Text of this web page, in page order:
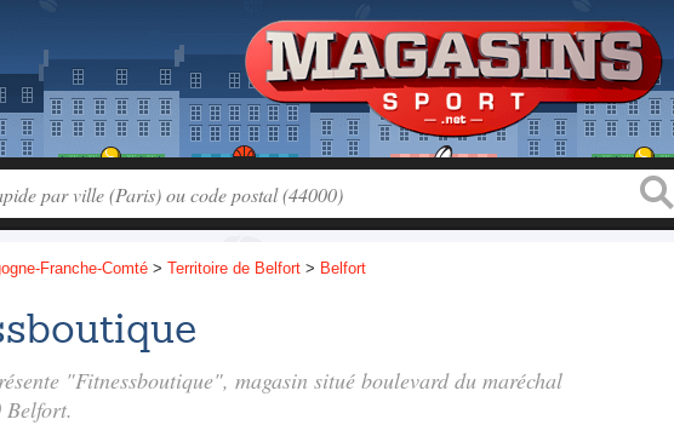
Franche-Comté > Territoire de Belfort > Belfort
"Fitnessboutique", magasin situé boulevard du maréchal
Belfort.